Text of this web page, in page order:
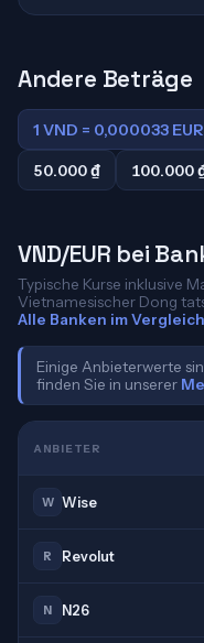
Andere Beträge
1 VND = 0,000033 EUR
50.000 ₫ 100.000
VND/EUR bei
Typische Kurse inklusive
Vietnamesischer Dong
Alle Banken im
Einige Anbieterwerte
finden Sie in unserer
ANBIETER
W Wise
R Revolut
N N26